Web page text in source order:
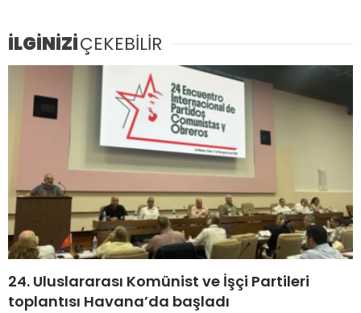
İLGİNİZİÇEKEBİLİR
24. Uluslararası Komünist ve İşçi Partileri
toplantısı Havana’da başladı